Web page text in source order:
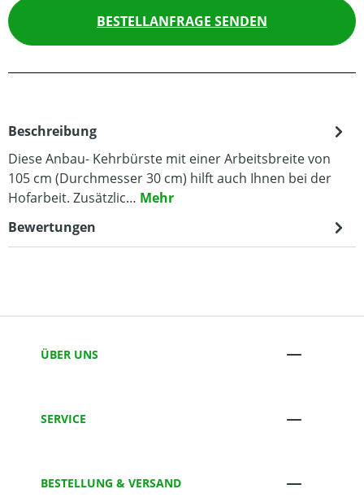
BESTELLANFRAGE SENDEN
Beschreibung
Diese Anbau- Kehrbürste mit einer Arbeitsbreite von
105 cm (Durchmesser 30 cm) hilft auch Ihnen bei der
Hofarbeit. Zusätzlic… Mehr
Bewertungen
ÜBER UNS
SERVICE
BESTELLUNG & VERSAND